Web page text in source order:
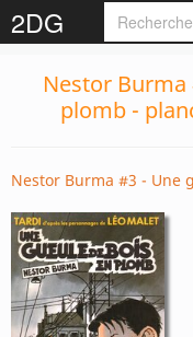
2DG
Nestor Burma
plomb -
Nestor Burma #3 - Une